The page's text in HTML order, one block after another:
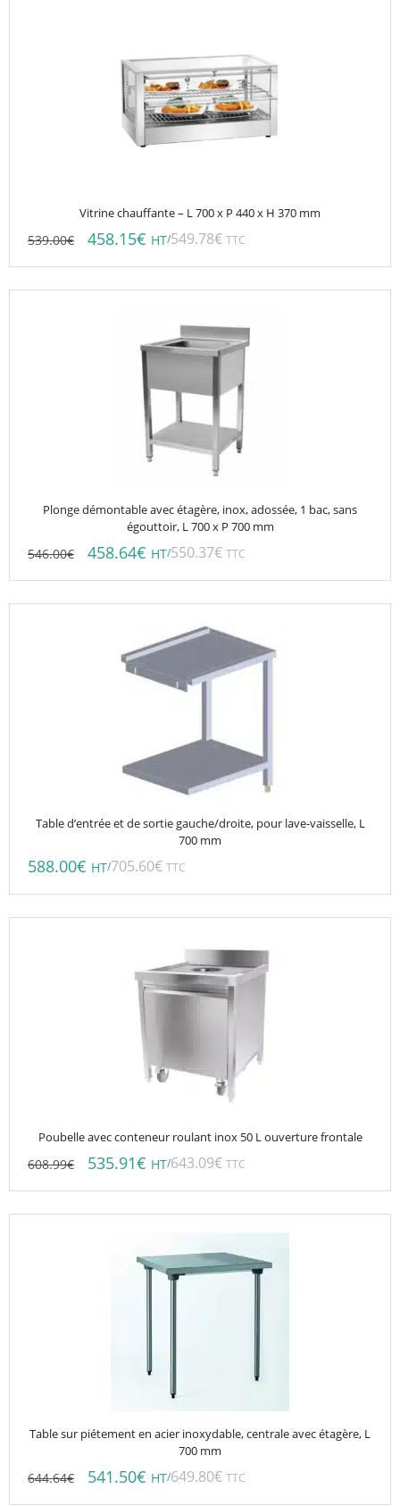
Vitrine chauffante – L 700 x P 440 x H 370 mm
539.00€ 458.15€ HT/549.78€ TTC
Plonge démontable avec étagère, inox, adossée, 1 bac, sans
égouttoir, L 700 x P 700 mm
546.00€ 458.64€ HT/550.37€ TTC
Table d’entrée et de sortie gauche/droite, pour lave-vaisselle, L
700 mm
588.00€ HT/705.60€ TTC
Poubelle avec conteneur roulant inox 50 L ouverture frontale
608.99€ 535.91€ HT/643.09€ TTC
Table sur piétement en acier inoxydable, centrale avec étagère, L
700 mm
644.64€ 541.50€ HT/649.80€ TTC